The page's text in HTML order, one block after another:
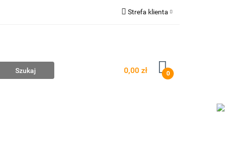
Strefa klienta
Dodaj zgłoszenie
0,00 zł 0